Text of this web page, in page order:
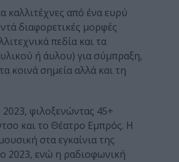
καλλιτέχνες από ένα ευρύ
διαφορετικές μορφές
πεδία και τα
ή άυλου) για σύμπραξη,
κοινά σημεία αλλά και τη
φιλοξενώντας 45+
και το Θέατρο Εμπρός. Η
στα εγκαίνια της
2023, ενώ η ραδιοφωνική